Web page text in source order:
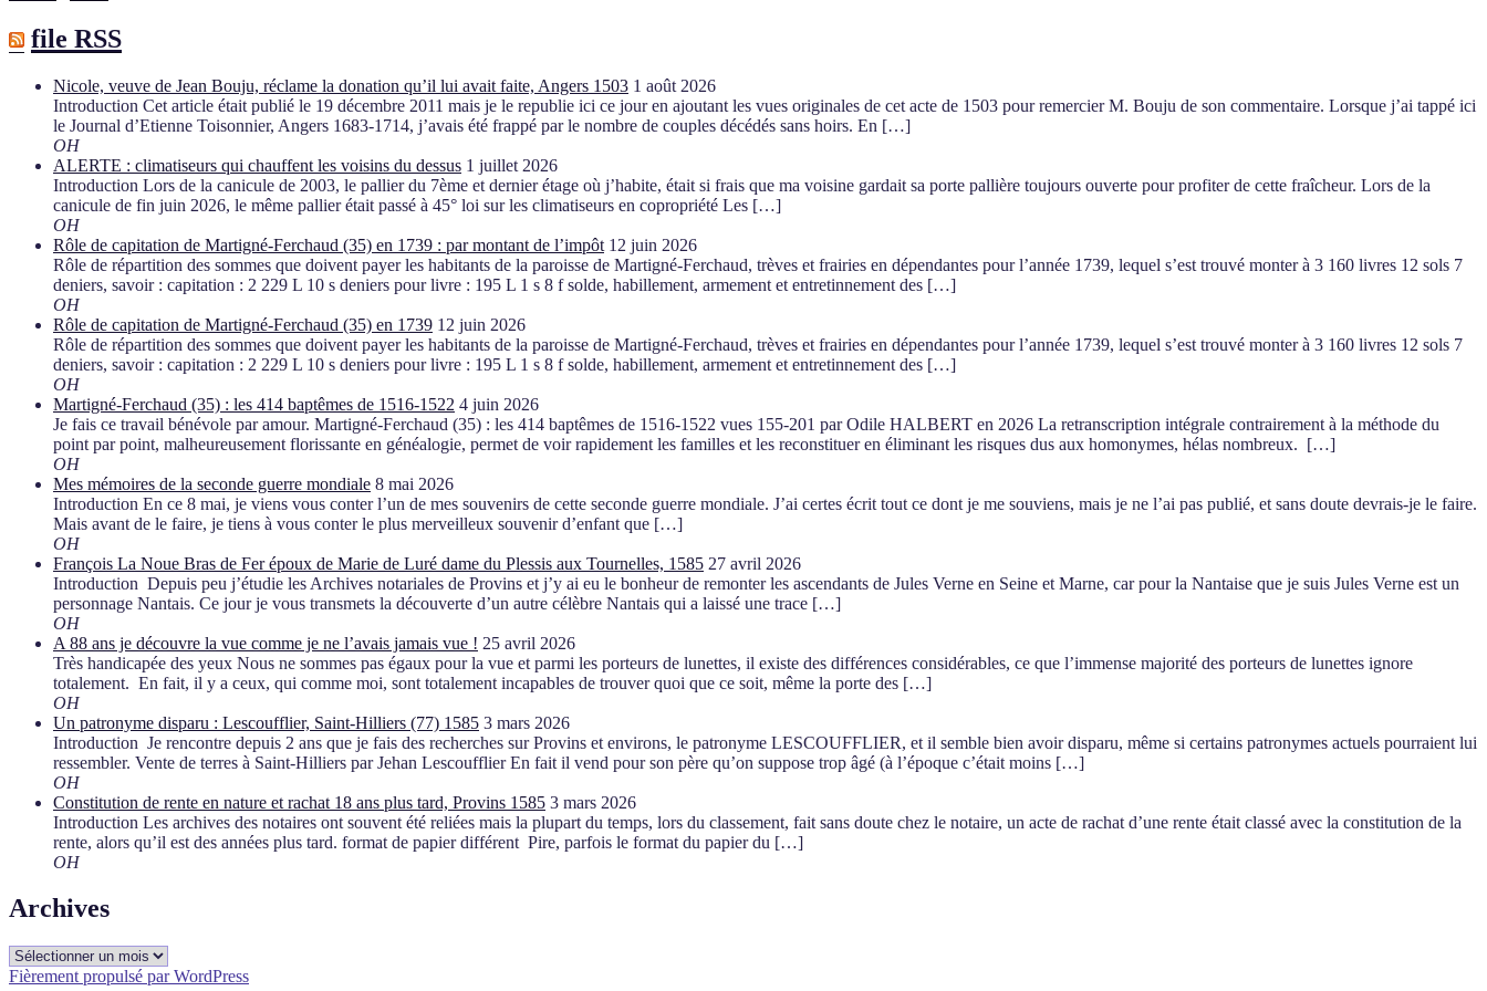
file RSS
Nicole, veuve de Jean Bouju, réclame la donation qu’il lui avait faite, Angers 1503 1 août 2026
Introduction Cet article était publié le 19 décembre 2011 mais je le republie ici ce jour en ajoutant les vues originales de cet acte de 1503 pour remercier M. Bouju de son commentaire. Lorsque j’ai tappé ici
le Journal d’Etienne Toisonnier, Angers 1683-1714, j’avais été frappé par le nombre de couples décédés sans hoirs. En […]
OH
ALERTE : climatiseurs qui chauffent les voisins du dessus 1 juillet 2026
Introduction Lors de la canicule de 2003, le pallier du 7ème et dernier étage où j’habite, était si frais que ma voisine gardait sa porte pallière toujours ouverte pour profiter de cette fraîcheur. Lors de la
canicule de fin juin 2026, le même pallier était passé à 45° loi sur les climatiseurs en copropriété Les […]
OH
Rôle de capitation de Martigné-Ferchaud (35) en 1739 : par montant de l’impôt 12 juin 2026
Rôle de répartition des sommes que doivent payer les habitants de la paroisse de Martigné-Ferchaud, trèves et frairies en dépendantes pour l’année 1739, lequel s’est trouvé monter à 3 160 livres 12 sols 7
deniers, savoir : capitation : 2 229 L 10 s deniers pour livre : 195 L 1 s 8 f solde, habillement, armement et entretinnement des […]
OH
Rôle de capitation de Martigné-Ferchaud (35) en 1739 12 juin 2026
Rôle de répartition des sommes que doivent payer les habitants de la paroisse de Martigné-Ferchaud, trèves et frairies en dépendantes pour l’année 1739, lequel s’est trouvé monter à 3 160 livres 12 sols 7
deniers, savoir : capitation : 2 229 L 10 s deniers pour livre : 195 L 1 s 8 f solde, habillement, armement et entretinnement des […]
OH
Martigné-Ferchaud (35) : les 414 baptêmes de 1516-1522 4 juin 2026
Je fais ce travail bénévole par amour. Martigné-Ferchaud (35) : les 414 baptêmes de 1516-1522 vues 155-201 par Odile HALBERT en 2026 La retranscription intégrale contrairement à la méthode du
point par point, malheureusement florissante en généalogie, permet de voir rapidement les familles et les reconstituer en éliminant les risques dus aux homonymes, hélas nombreux. […]
OH
Mes mémoires de la seconde guerre mondiale 8 mai 2026
Introduction En ce 8 mai, je viens vous conter l’un de mes souvenirs de cette seconde guerre mondiale. J’ai certes écrit tout ce dont je me souviens, mais je ne l’ai pas publié, et sans doute devrais-je le faire.
Mais avant de le faire, je tiens à vous conter le plus merveilleux souvenir d’enfant que […]
OH
François La Noue Bras de Fer époux de Marie de Luré dame du Plessis aux Tournelles, 1585 27 avril 2026
Introduction Depuis peu j’étudie les Archives notariales de Provins et j’y ai eu le bonheur de remonter les ascendants de Jules Verne en Seine et Marne, car pour la Nantaise que je suis Jules Verne est un
personnage Nantais. Ce jour je vous transmets la découverte d’un autre célèbre Nantais qui a laissé une trace […]
OH
A 88 ans je découvre la vue comme je ne l’avais jamais vue ! 25 avril 2026
Très handicapée des yeux Nous ne sommes pas égaux pour la vue et parmi les porteurs de lunettes, il existe des différences considérables, ce que l’immense majorité des porteurs de lunettes ignore
totalement. En fait, il y a ceux, qui comme moi, sont totalement incapables de trouver quoi que ce soit, même la porte des […]
OH
Un patronyme disparu : Lescoufflier, Saint-Hilliers (77) 1585 3 mars 2026
Introduction Je rencontre depuis 2 ans que je fais des recherches sur Provins et environs, le patronyme LESCOUFFLIER, et il semble bien avoir disparu, même si certains patronymes actuels pourraient lui
ressembler. Vente de terres à Saint-Hilliers par Jehan Lescoufflier En fait il vend pour son père qu’on suppose trop âgé (à l’époque c’était moins […]
OH
Constitution de rente en nature et rachat 18 ans plus tard, Provins 1585 3 mars 2026
Introduction Les archives des notaires ont souvent été reliées mais la plupart du temps, lors du classement, fait sans doute chez le notaire, un acte de rachat d’une rente était classé avec la constitution de la
rente, alors qu’il est des années plus tard. format de papier différent Pire, parfois le format du papier du […]
OH
Archives
Archives
Fièrement propulsé par WordPress